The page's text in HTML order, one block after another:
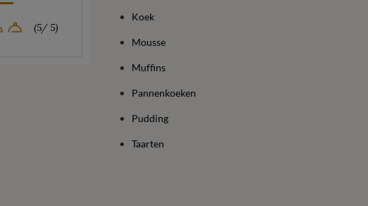
(5/ 5)
Koek
Mousse
Muffins
Pannenkoeken
Pudding
Taarten